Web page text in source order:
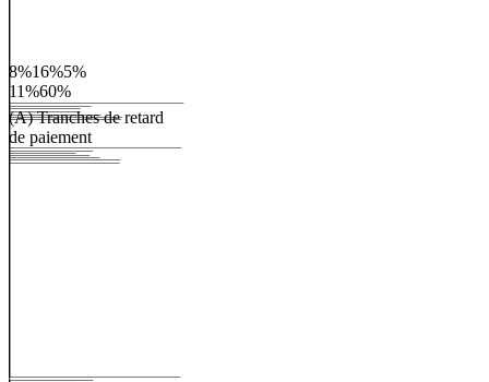
8%16%5%
11%60%
(A) Tranches de retard
de paiement